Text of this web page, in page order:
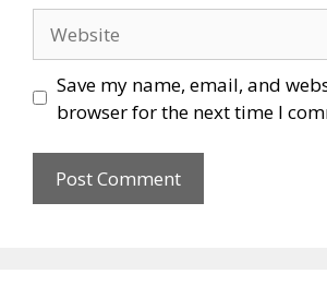
Save my name, email, and
browser for the next time I